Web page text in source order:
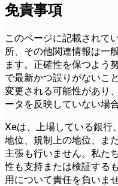
免責事項
このページに記載されて
所、その他関連情報は一
ます。正確性を保つよう
で最新かつ誤りがないこ
変更される可能性があり
ータを反映していない場
Xeは、上場している銀行
地位、規制上の地位、ま
主張も行いません。私た
性も支持または検証する
用について責任を負いませ